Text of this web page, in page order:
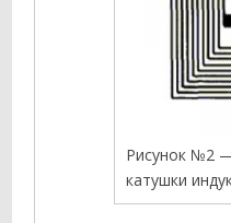
Рисунок №2
катушки